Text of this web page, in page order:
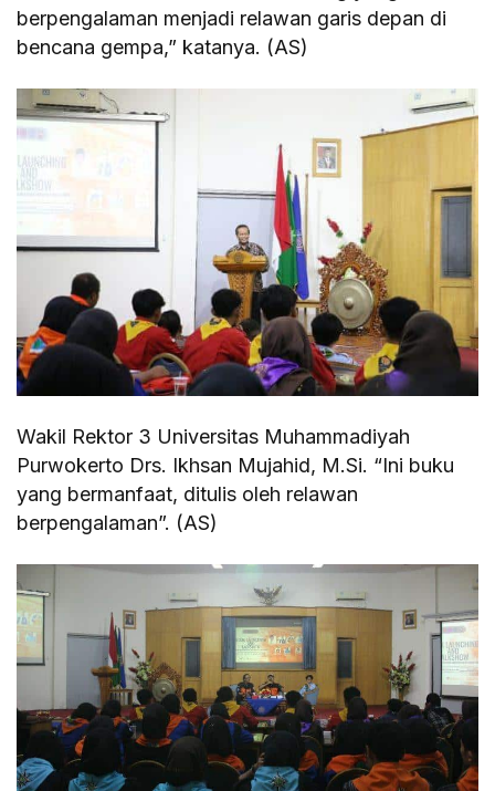
berpengalaman menjadi relawan garis depan di
bencana gempa,” katanya. (AS)
Wakil Rektor 3 Universitas Muhammadiyah
Purwokerto Drs. Ikhsan Mujahid, M.Si. “Ini buku
yang bermanfaat, ditulis oleh relawan
berpengalaman”. (AS)